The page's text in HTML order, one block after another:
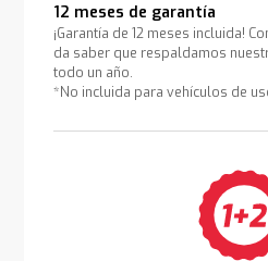
12 meses de garantía
¡Garantía de 12 meses incluida!
da saber que respaldamos
todo un año.
*No incluida para vehículos de